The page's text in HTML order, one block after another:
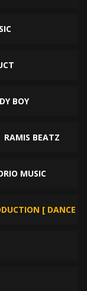
BOY
RAMIS BEATZ
MUSIC
[ DANCE